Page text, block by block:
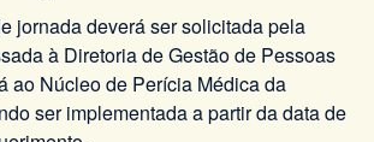
jornada deverá ser solicitada pela
à Diretoria de Gestão de Pessoas
ao Núcleo de Perícia Médica da
ser implementada a partir da data de